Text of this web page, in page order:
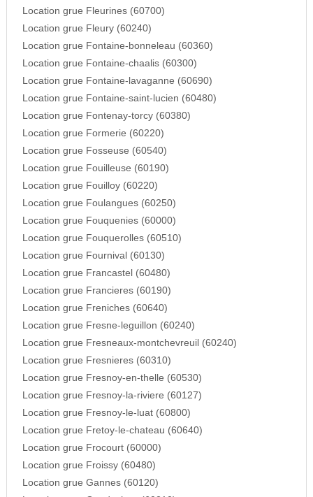
Location grue Fleurines (60700)
Location grue Fleury (60240)
Location grue Fontaine-bonneleau (60360)
Location grue Fontaine-chaalis (60300)
Location grue Fontaine-lavaganne (60690)
Location grue Fontaine-saint-lucien (60480)
Location grue Fontenay-torcy (60380)
Location grue Formerie (60220)
Location grue Fosseuse (60540)
Location grue Fouilleuse (60190)
Location grue Fouilloy (60220)
Location grue Foulangues (60250)
Location grue Fouquenies (60000)
Location grue Fouquerolles (60510)
Location grue Fournival (60130)
Location grue Francastel (60480)
Location grue Francieres (60190)
Location grue Freniches (60640)
Location grue Fresne-leguillon (60240)
Location grue Fresneaux-montchevreuil (60240)
Location grue Fresnieres (60310)
Location grue Fresnoy-en-thelle (60530)
Location grue Fresnoy-la-riviere (60127)
Location grue Fresnoy-le-luat (60800)
Location grue Fretoy-le-chateau (60640)
Location grue Frocourt (60000)
Location grue Froissy (60480)
Location grue Gannes (60120)